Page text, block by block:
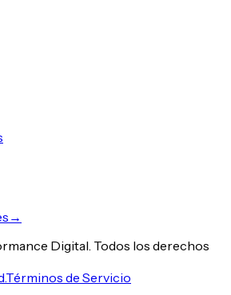
→
Digital. Todos los derechos
Términos de Servicio